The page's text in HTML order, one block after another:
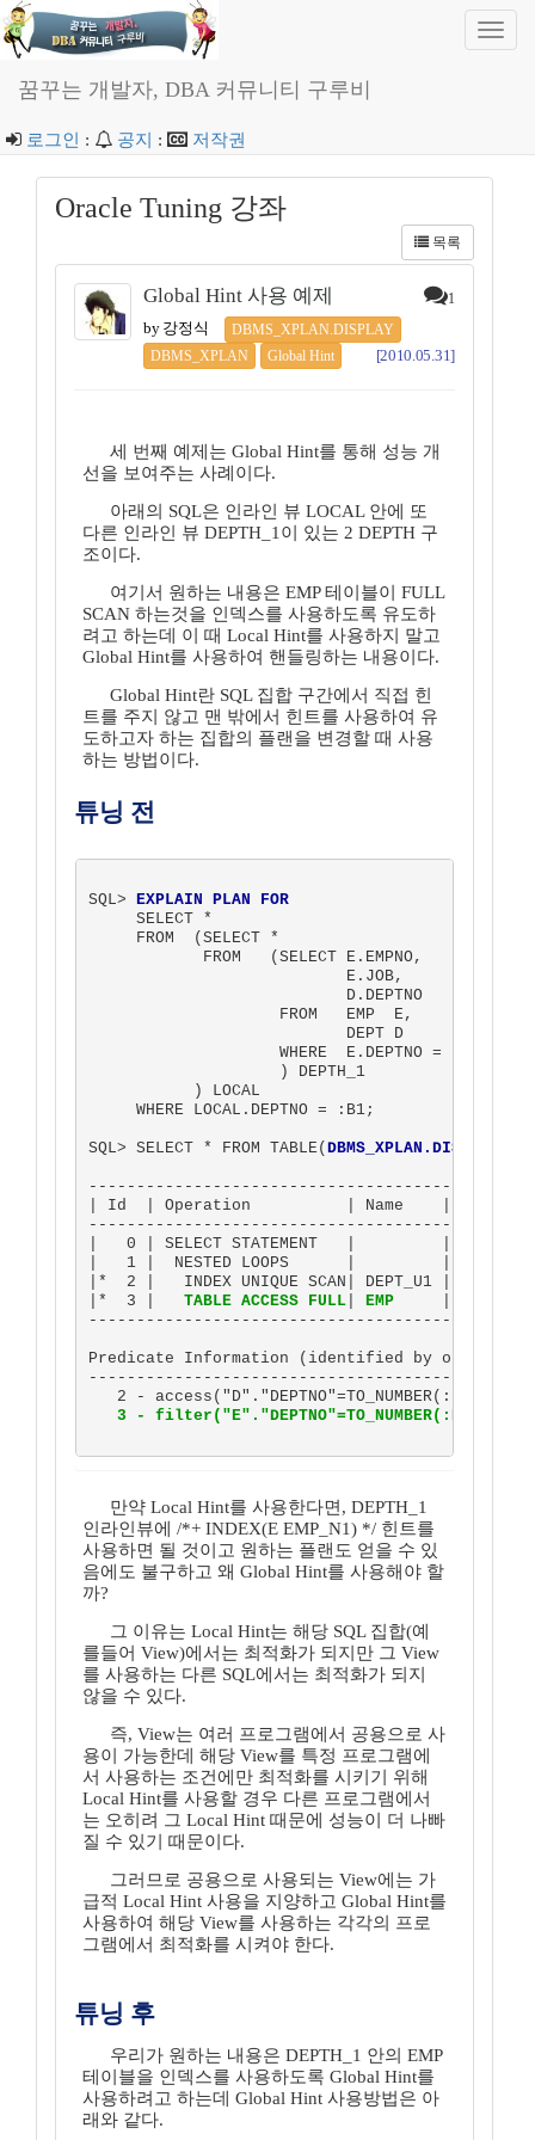
꿈꾸는 개발자, DBA 커뮤니티 구루비
로그인 : 공지 : 저작권
Oracle Tuning 강좌
목록
Global Hint 사용 예제 1
by 강정식
DBMS_XPLAN.DISPLAY
DBMS_XPLAN
Global Hint [2010.05.31]
세 번째 예제는 Global Hint를 통해 성능 개
선을 보여주는 사례이다.
아래의 SQL은 인라인 뷰 LOCAL 안에 또
다른 인라인 뷰 DEPTH_1이 있는 2 DEPTH 구
조이다.
여기서 원하는 내용은 EMP 테이블이 FULL
SCAN 하는것을 인덱스를 사용하도록 유도하
려고 하는데 이 때 Local Hint를 사용하지 말고
Global Hint를 사용하여 핸들링하는 내용이다.
Global Hint란 SQL 집합 구간에서 직접 힌
트를 주지 않고 맨 밖에서 힌트를 사용하여 유
도하고자 하는 집합의 플랜을 변경할 때 사용
하는 방법이다.
튜닝 전
SQL> EXPLAIN PLAN FOR
     SELECT *
     FROM  (SELECT *
            FROM   (SELECT E.EMPNO,
                           E.JOB,
                           D.DEPTNO
                    FROM   EMP  E,
                           DEPT D
                    WHERE  E.DEPTNO = D.DEPTNO
                    ) DEPTH_1
           ) LOCAL
     WHERE LOCAL.DEPTNO = :B1;
SQL> SELECT * FROM TABLE(DBMS_XPLAN.DISPLAY
| Id  | Operation          | Name    | Rows  |
|   0 | SELECT STATEMENT   |         |
|   1 |  NESTED LOOPS      |         |
|*  2 |   INDEX UNIQUE SCAN| DEPT_U1 |
|*  3 | TABLE ACCESS FULL| EMP
|  1998K|
Predicate Information (identified by
   3 - filter("E"."DEPTNO"=TO_NUMBER(:B1))
만약 Local Hint를 사용한다면, DEPTH_1
인라인뷰에 /*+ INDEX(E EMP_N1) */ 힌트를
사용하면 될 것이고 원하는 플랜도 얻을 수 있
음에도 불구하고 왜 Global Hint를 사용해야 할
까?
그 이유는 Local Hint는 해당 SQL 집합(예
를들어 View)에서는 최적화가 되지만 그 View
를 사용하는 다른 SQL에서는 최적화가 되지
않을 수 있다.
즉, View는 여러 프로그램에서 공용으로 사
용이 가능한데 해당 View를 특정 프로그램에
서 사용하는 조건에만 최적화를 시키기 위해
Local Hint를 사용할 경우 다른 프로그램에서
는 오히려 그 Local Hint 때문에 성능이 더 나빠
질 수 있기 때문이다.
그러므로 공용으로 사용되는 View에는 가
급적 Local Hint 사용을 지양하고 Global Hint를
사용하여 해당 View를 사용하는 각각의 프로
그램에서 최적화를 시켜야 한다.
튜닝 후
우리가 원하는 내용은 DEPTH_1 안의 EMP
테이블을 인덱스를 사용하도록 Global Hint를
사용하려고 하는데 Global Hint 사용방법은 아
래와 같다.